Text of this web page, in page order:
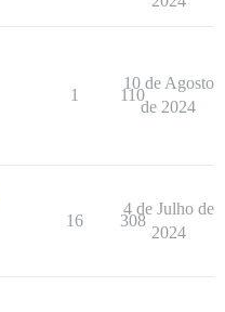
1 110
10 de Agosto
de 2024
16 308
4 de Julho de
2024